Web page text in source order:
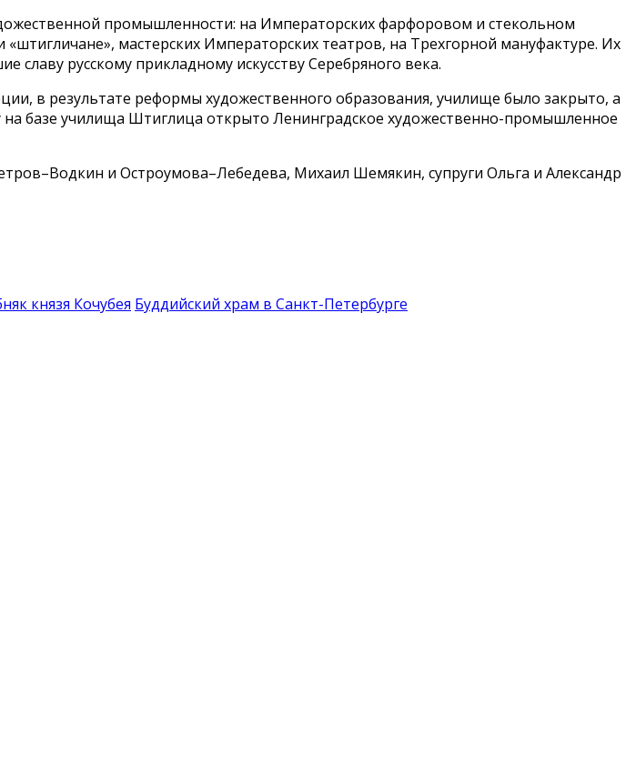
промышленности: на Императорских фарфоровом и стекольном
мастерских Императорских театров, на Трехгорной мануфактуре. Их
русскому прикладному искусству Серебряного века.
в результате реформы художественного образования, училище было закрыто, а
базе училища Штиглица открыто Ленинградское художественно-промышленное
и Остроумова–Лебедева, Михаил Шемякин, супруги Ольга и Александр
князя Кочубея Буддийский храм в Санкт-Петербурге